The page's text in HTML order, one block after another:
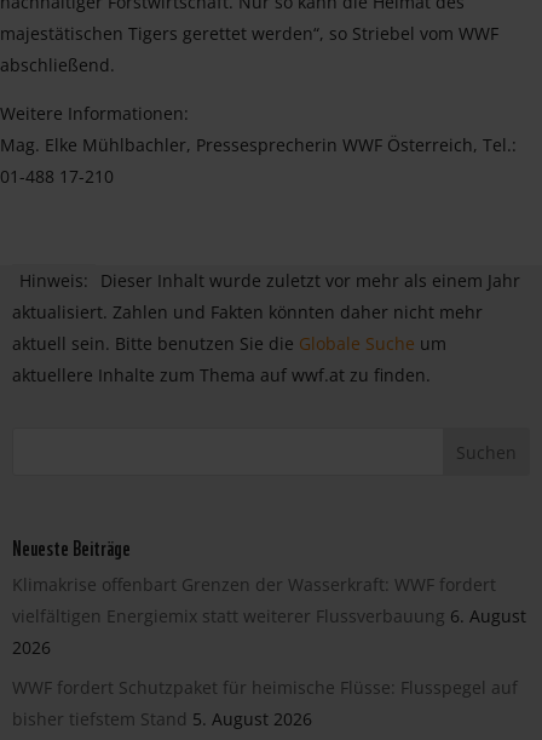
majestätischen Tigers gerettet werden“, so Striebel vom WWF
abschließend.
Weitere Informationen:
Mag. Elke Mühlbachler, Pressesprecherin WWF Österreich, Tel.:
01-488 17-210
Hinweis:
Dieser Inhalt wurde zuletzt vor mehr als einem Jahr
aktualisiert. Zahlen und Fakten könnten daher nicht mehr
aktuell sein. Bitte benutzen Sie die Globale Suche um
aktuellere Inhalte zum Thema auf wwf.at zu finden.
Neueste Beiträge
Klimakrise offenbart Grenzen der Wasserkraft: WWF fordert
vielfältigen Energiemix statt weiterer Flussverbauung 6. August
2026
WWF fordert Schutzpaket für heimische Flüsse: Flusspegel auf
bisher tiefstem Stand 5. August 2026